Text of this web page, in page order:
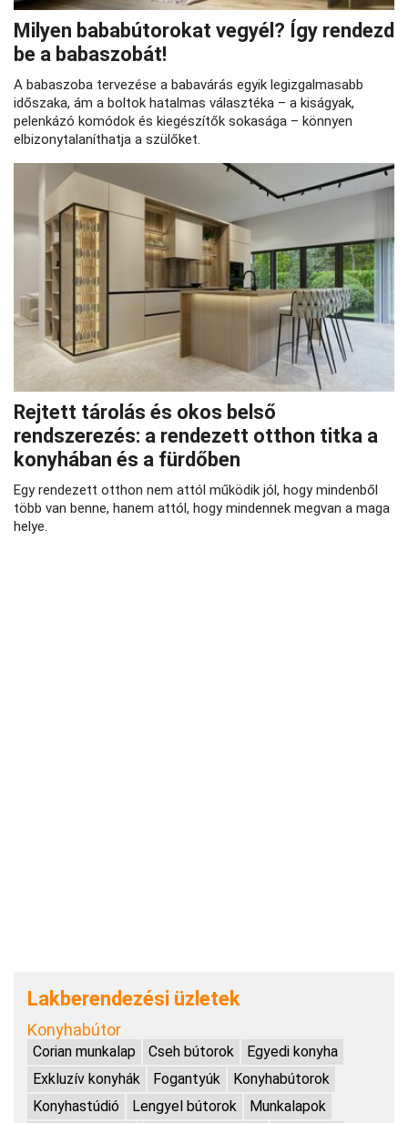
Milyen bababútorokat vegyél? Így rendezd
be a babaszobát!
A babaszoba tervezése a babavárás egyik legizgalmasabb
időszaka, ám a boltok hatalmas választéka – a kiságyak,
pelenkázó komódok és kiegészítők sokasága – könnyen
elbizonytalaníthatja a szülőket.
Rejtett tárolás és okos belső
rendszerezés: a rendezett otthon titka a
konyhában és a fürdőben
Egy rendezett otthon nem attól működik jól, hogy mindenből
több van benne, hanem attól, hogy mindennek megvan a maga
helye.
Lakberendezési üzletek
Konyhabútor
Corian munkalap Cseh bútorok
Egyedi konyha
Exkluzív konyhák
Fogantyúk
Konyhabútorok
Konyhastúdió
Lengyel bútorok
Munkalapok